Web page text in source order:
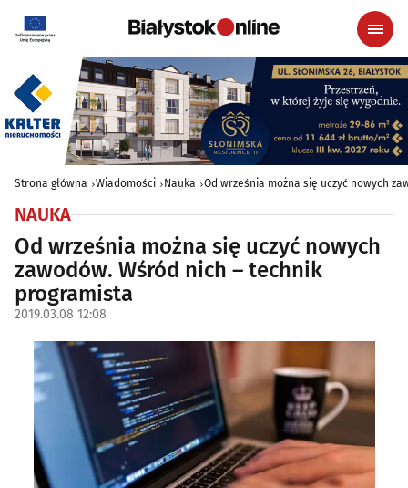
Strona główna Wiadomości Nauka Od września można się uczyć nowych
NAUKA
Od września można się uczyć nowych
zawodów. Wśród nich – technik
programista
2019.03.08 12:08